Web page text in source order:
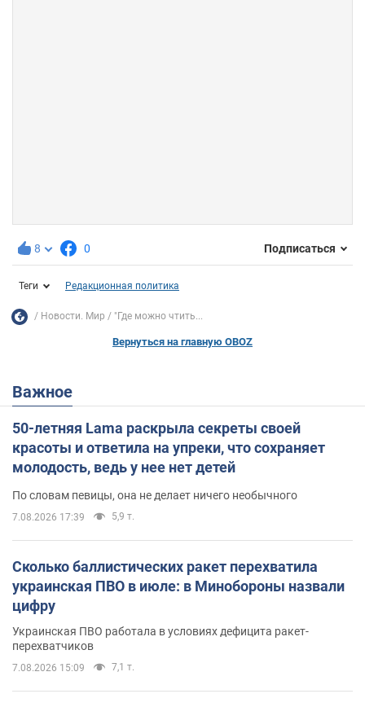
8 0 Подписаться
Теги Редакционная политика
Новости. Мир "Где можно чтить...
Вернуться на главную OBOZ
Важное
50-летняя Lama раскрыла секреты своей
красоты и ответила на упреки, что сохраняет
молодость, ведь у нее нет детей
По словам певицы, она не делает ничего необычного
7.08.2026 17:39 5,9 т.
Сколько баллистических ракет перехватила
украинская ПВО в июле: в Минобороны назвали
цифру
Украинская ПВО работала в условиях дефицита ракет-
перехватчиков
7.08.2026 15:09 7,1 т.